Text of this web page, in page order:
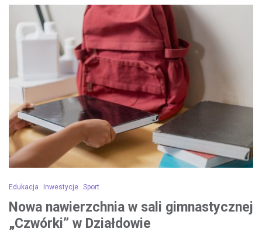
Edukacja Inwestycje Sport
Nowa nawierzchnia w sali gimnastycznej
„Czwórki” w Działdowie